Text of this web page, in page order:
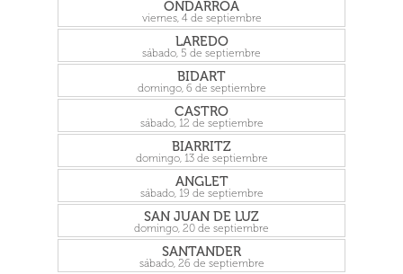
ONDARROA
viernes, 4 de septiembre
LAREDO
sábado, 5 de septiembre
BIDART
domingo, 6 de septiembre
CASTRO
sábado, 12 de septiembre
BIARRITZ
domingo, 13 de septiembre
ANGLET
sábado, 19 de septiembre
SAN JUAN DE LUZ
domingo, 20 de septiembre
SANTANDER
sábado, 26 de septiembre